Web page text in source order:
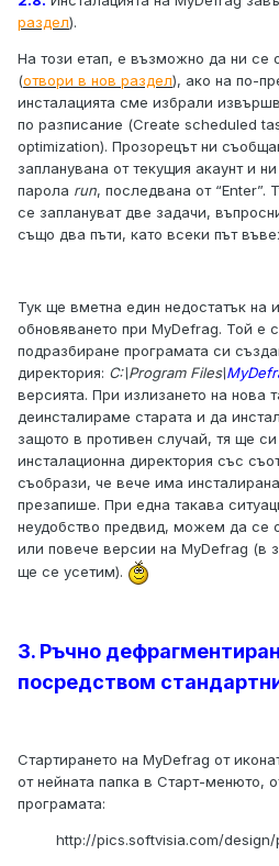
раздел).
На този етап, е възможно да ни се
(отвори в нов раздел), ако на по-
инсталацията сме избрали
по разписание (Create scheduled
optimization). Прозорецът ни
запланувана от текущия акаунт и
парола run, последвана от “Enter”.
се заплануват две задачи,
също два пъти, като всеки път
Тук ще вметна един недостатък на
обновяването при MyDefrag. Той е
подразбиране програмата си
директория: C:\Program Files\
версията. При излизането на нова
деинсталираме старата и да
защото в противен случай, тя ще
инсталационна директория със
съобрази, че вече има
презапише. При една такава
неудобство предвид, можем да се
или повече версии на MyDefrag (в
ще се усетим).
3. Ръчно
посредством
Стартирането на MyDefrag от
от нейната папка в Старт-менюто,
програмата:
http://pics.softvisia.com/design/